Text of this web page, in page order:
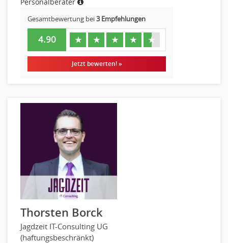
Gesamtbewertung bei3 Empfehlungen
4.90 ★ ★ ★ ★ ★
Jetzt bewerten! »
Thorsten Borck
Jagdzeit IT-Consulting UG
(haftungsbeschränkt)